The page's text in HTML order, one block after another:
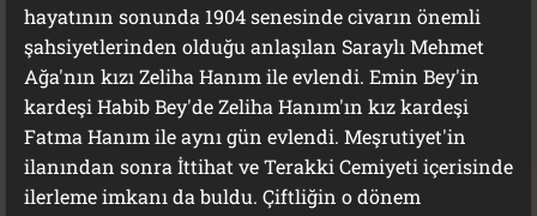
hayatının sonunda 1904 senesinde civarın önemli
şahsiyetlerinden olduğu anlaşılan Saraylı Mehmet
Ağa'nın kızı Zeliha Hanım ile evlendi. Emin Bey'in
kardeşi Habib Bey'de Zeliha Hanım'ın kız kardeşi
Fatma Hanım ile aynı gün evlendi. Meşrutiyet'in
ilanından sonra İttihat ve Terakki Cemiyeti içerisinde
ilerleme imkanı da buldu. Çiftliğin o dönem